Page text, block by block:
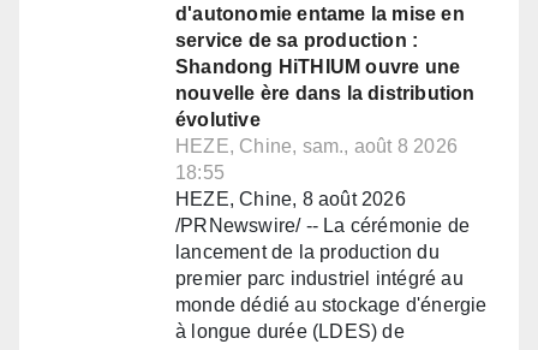
d'autonomie entame la mise en
service de sa production :
Shandong HiTHIUM ouvre une
nouvelle ère dans la distribution
évolutive
HEZE, Chine, sam., août 8 2026
18:55
HEZE, Chine, 8 août 2026
/PRNewswire/ -- La cérémonie de
lancement de la production du
premier parc industriel intégré au
monde dédié au stockage d'énergie
à longue durée (LDES) de